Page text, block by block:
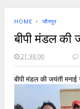
HOME ‣ जौनपुर
बीपी मंडल की
21:38:00
बीपी मंडल की जयंती मनाई